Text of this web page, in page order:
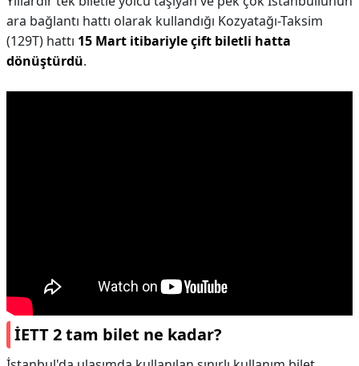
ara bağlantı hattı olarak kullandığı Kozyatağı-Taksim
(129T) hattı 15 Mart itibariyle çift biletli hatta
dönüştürdü.
İETT 2 tam bilet ne kadar?